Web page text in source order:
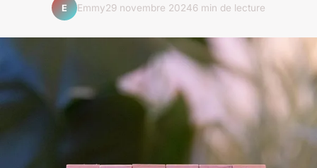
E Emmy29 novembre 20246 min de lecture